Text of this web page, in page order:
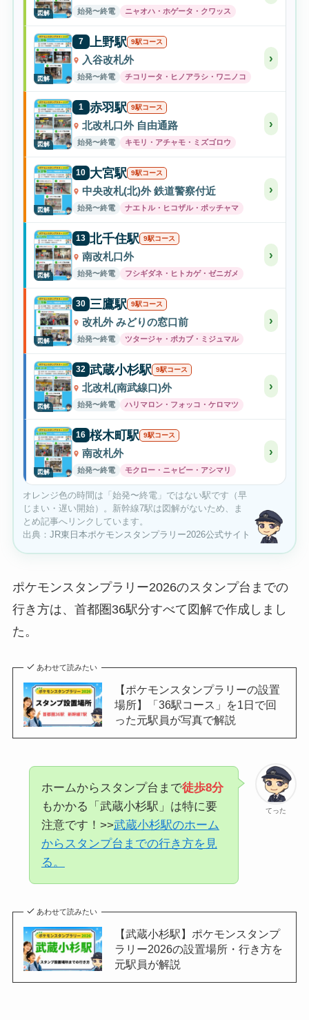
図解 始発〜終電 ニャオハ・ホゲータ・クワッス
図解
7 上野駅 9駅コース
入谷改札外
始発〜終電 チコリータ・ヒノアラシ・ワニノコ
›
図解
1 赤羽駅 9駅コース
北改札口外 自由通路
始発〜終電 キモリ・アチャモ・ミズゴロウ
›
図解
10 大宮駅 9駅コース
中央改札(北)外 鉄道警察付近
始発〜終電 ナエトル・ヒコザル・ポッチャマ
›
図解
13 北千住駅 9駅コース
南改札口外
始発〜終電 フシギダネ・ヒトカゲ・ゼニガメ
›
図解
30 三鷹駅 9駅コース
改札外 みどりの窓口前
始発〜終電 ツタージャ・ポカブ・ミジュマル
›
図解
32 武蔵小杉駅 9駅コース
北改札(南武線口)外
始発〜終電 ハリマロン・フォッコ・ケロマツ
›
図解
16 桜木町駅 9駅コース
南改札外
始発〜終電 モクロー・ニャビー・アシマリ
›
オレンジ色の時間は「始発〜終電」ではない駅です（早
じまい・遅い開始）。新幹線7駅は図解がないため、ま
とめ記事へリンクしています。
出典： JR東日本ポケモンスタンプラリー2026公式サイト
ポケモンスタンプラリー2026のスタンプ台までの
行き方は、首都圏36駅分すべて図解で作成しまし
た。
あわせて読みたい
【ポケモンスタンプラリーの設置
場所】「36駅コース」を1日で回
った元駅員が写真で解説
てった
ホームからスタンプ台まで徒歩8分
もかかる「武蔵小杉駅」は特に要
注意です！>>武蔵小杉駅のホーム
からスタンプ台までの行き方を見
る。
あわせて読みたい
【武蔵小杉駅】ポケモンスタンプ
ラリー2026の設置場所・行き方を
元駅員が解説